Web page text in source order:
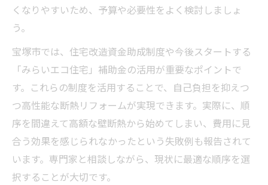
くなりやすいため、予算や必要性をよく検討しましょ
う。
宝塚市では、住宅改造資金助成制度や今後スタートする
「みらいエコ住宅」補助金の活用が重要なポイントで
す。これらの制度を活用することで、自己負担を抑えつ
つ高性能な断熱リフォームが実現できます。実際に、順
序を間違えて高額な壁断熱から始めてしまい、費用に見
合う効果を感じられなかったという失敗例も報告されて
います。専門家と相談しながら、現状に最適な順序を選
択することが大切です。